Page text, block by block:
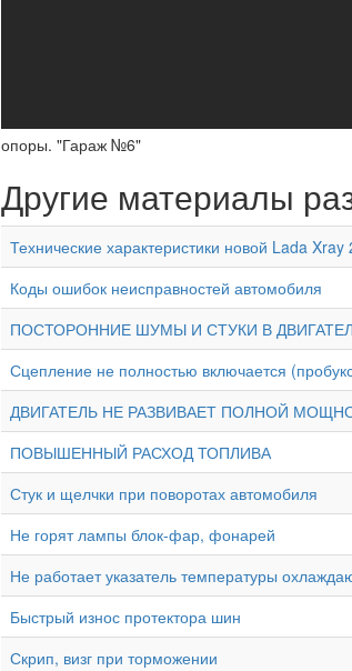
опоры. "Гараж №6"
Другие материалы
Технические характеристики новой Lada Xray
Коды ошибок неисправностей автомобиля
ПОСТОРОННИЕ ШУМЫ И СТУКИ В
Сцепление не полностью включается
ДВИГАТЕЛЬ НЕ РАЗВИВАЕТ ПОЛНОЙ
ПОВЫШЕННЫЙ РАСХОД ТОПЛИВА
Стук и щелчки при поворотах автомобиля
Не горят лампы блок-фар, фонарей
Не работает указатель температуры
Быстрый износ протектора шин
Скрип, визг при торможении